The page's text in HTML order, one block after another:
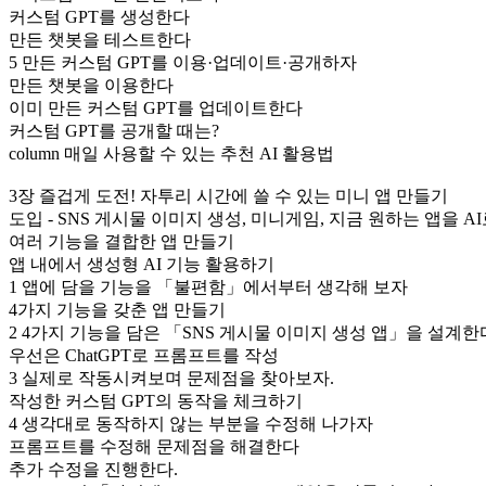
커스텀 GPT를 생성한다
만든 챗봇을 테스트한다
5 만든 커스텀 GPT를 이용·업데이트·공개하자
만든 챗봇을 이용한다
이미 만든 커스텀 GPT를 업데이트한다
커스텀 GPT를 공개할 때는?
column 매일 사용할 수 있는 추천 AI 활용법
3장 즐겁게 도전! 자투리 시간에 쓸 수 있는 미니 앱 만들기
도입 - SNS 게시물 이미지 생성, 미니게임, 지금 원하는 앱을 AI
여러 기능을 결합한 앱 만들기
앱 내에서 생성형 AI 기능 활용하기
1 앱에 담을 기능을 「불편함」에서부터 생각해 보자
4가지 기능을 갖춘 앱 만들기
2 4가지 기능을 담은 「SNS 게시물 이미지 생성 앱」을 설계한
우선은 ChatGPT로 프롬프트를 작성
3 실제로 작동시켜보며 문제점을 찾아보자.
작성한 커스텀 GPT의 동작을 체크하기
4 생각대로 동작하지 않는 부분을 수정해 나가자
프롬프트를 수정해 문제점을 해결한다
추가 수정을 진행한다.